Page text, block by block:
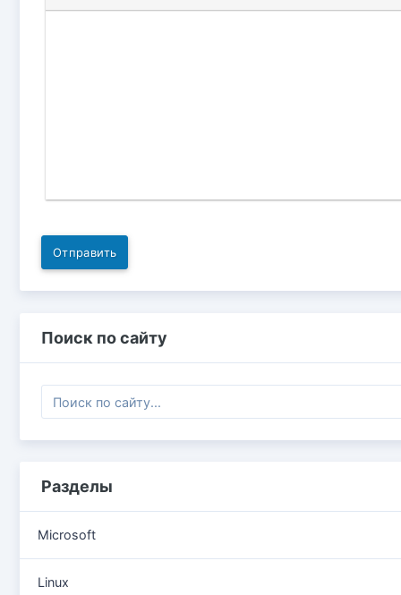
Отправить
Поиск по сайту
Разделы
Microsoft
Linux